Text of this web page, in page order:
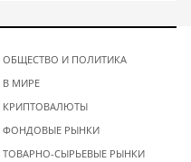
ОБЩЕСТВО И ПОЛИТИКА
В МИРЕ
КРИПТОВАЛЮТЫ
ФОНДОВЫЕ РЫНКИ
ТОВАРНО-СЫРЬЕВЫЕ РЫНКИ